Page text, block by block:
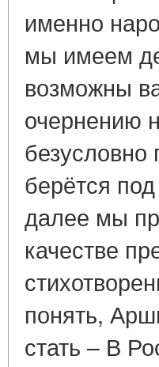
именно
мы имеем
возможны
очернению
безусловно
берётся
далее мы
качестве
понять,
стать – В